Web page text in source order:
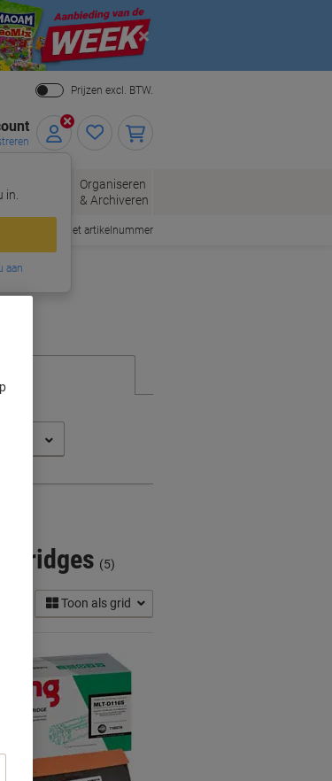
Close
Prijzen excl. BTW.
in.
aan
Organiseren
& Archiveren
Snel bestellen met artikelnummer
(5)
Toon als grid